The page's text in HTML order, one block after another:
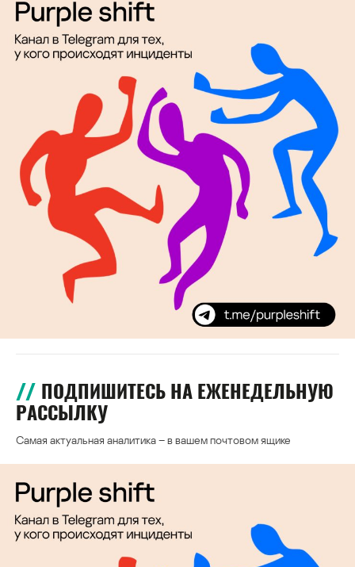
ПОДПИШИТЕСЬ НА ЕЖЕНЕДЕЛЬНУЮ
РАССЫЛКУ
Самая актуальная аналитика – в вашем почтовом ящике